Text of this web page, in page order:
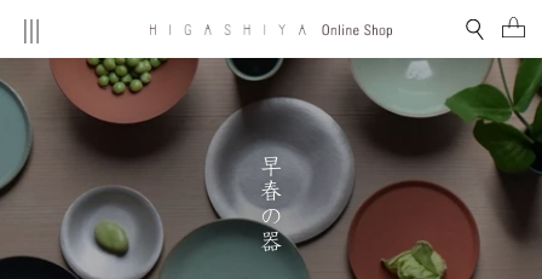
content
Site navigation Search
早春の器